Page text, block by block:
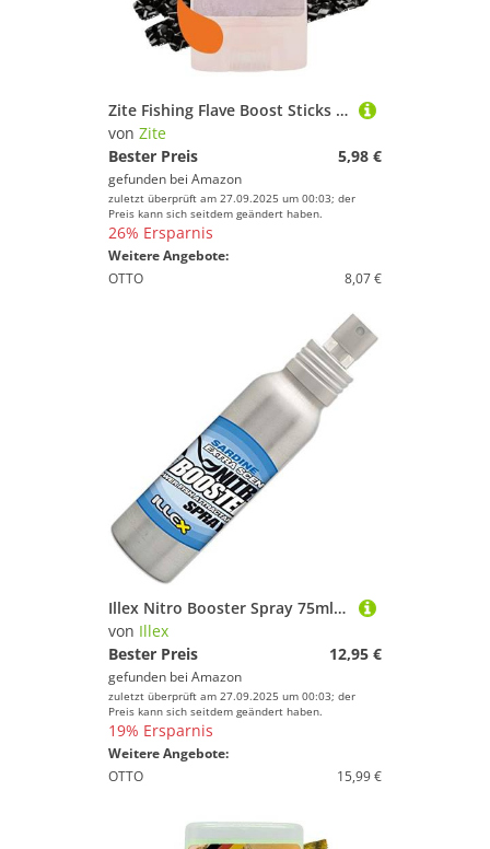
Zite Fishing Flave Boost Sticks | Lockstoff-Stift für Gummifische, Wobbler, Blinker & Spoons | Made in Germany | 4 Sorten in 4 Aromen | Kunstköder-Duftstoff | UV-Aktiv (Orange/Pellet)
von Zite
Bester Preis
5,98 €
gefunden bei Amazon
zuletzt überprüft am 27.09.2025 um 00:03; der
Preis kann sich seitdem geändert haben.
26% Ersparnis
Weitere Angebote:
OTTO
8,07 €
Illex Nitro Booster Spray 75ml - Lockstoff für Fische, Geschmack:Sardine
von Illex
Bester Preis
12,95 €
gefunden bei Amazon
zuletzt überprüft am 27.09.2025 um 00:03; der
Preis kann sich seitdem geändert haben.
19% Ersparnis
Weitere Angebote:
OTTO
15,99 €